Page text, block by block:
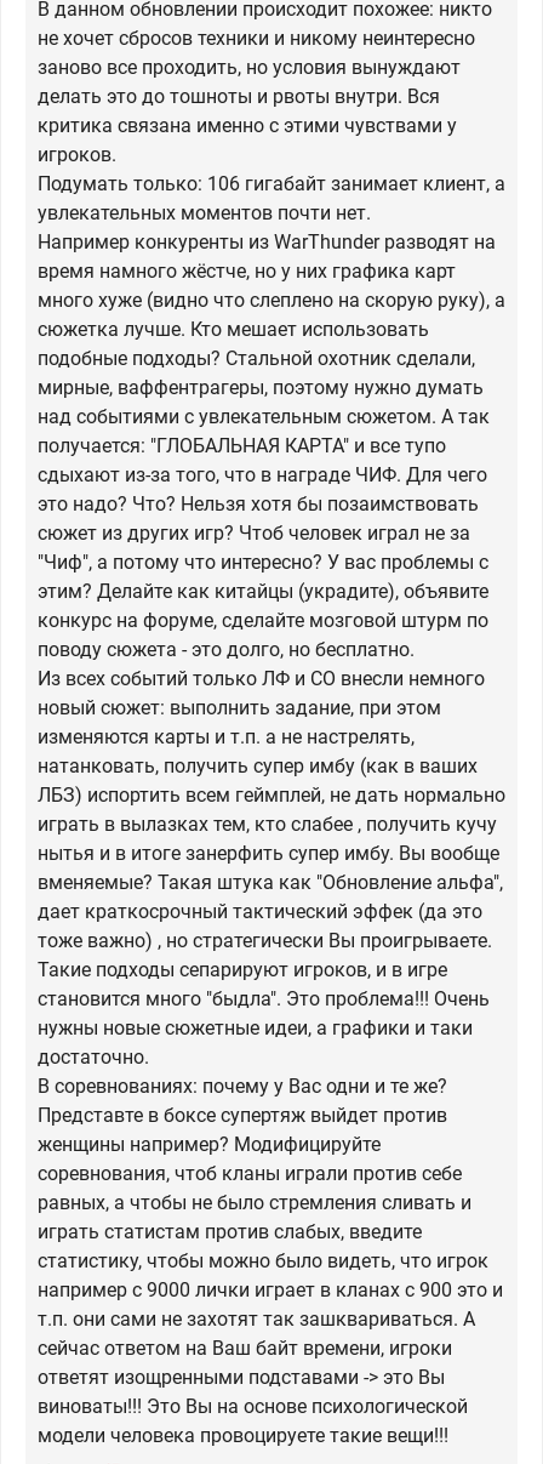
В данном обновлении происходит похожее: никто
не хочет сбросов техники и никому неинтересно
заново все проходить, но условия вынуждают
делать это до тошноты и рвоты внутри. Вся
критика связана именно с этими чувствами у
игроков.
Подумать только: 106 гигабайт занимает клиент, а
увлекательных моментов почти нет.
Например конкуренты из WarThunder разводят на
время намного жёстче, но у них графика карт
много хуже (видно что слеплено на скорую руку), а
сюжетка лучше. Кто мешает использовать
подобные подходы? Стальной охотник сделали,
мирные, ваффентрагеры, поэтому нужно думать
над событиями с увлекательным сюжетом. А так
получается: "ГЛОБАЛЬНАЯ КАРТА" и все тупо
сдыхают из-за того, что в награде ЧИФ. Для чего
это надо? Что? Нельзя хотя бы позаимствовать
сюжет из других игр? Чтоб человек играл не за
"Чиф", а потому что интересно? У вас проблемы с
этим? Делайте как китайцы (украдите), объявите
конкурс на форуме, сделайте мозговой штурм по
поводу сюжета - это долго, но бесплатно.
Из всех событий только ЛФ и СО внесли немного
новый сюжет: выполнить задание, при этом
изменяются карты и т.п. а не настрелять,
натанковать, получить супер имбу (как в ваших
ЛБЗ) испортить всем геймплей, не дать нормально
играть в вылазках тем, кто слабее , получить кучу
нытья и в итоге занерфить супер имбу. Вы вообще
вменяемые? Такая штука как "Обновление альфа",
дает краткосрочный тактический эффек (да это
тоже важно) , но стратегически Вы проигрываете.
Такие подходы сепарируют игроков, и в игре
становится много "быдла". Это проблема!!! Очень
нужны новые сюжетные идеи, а графики и таки
достаточно.
В соревнованиях: почему у Вас одни и те же?
Представте в боксе супертяж выйдет против
женщины например? Модифицируйте
соревнования, чтоб кланы играли против себе
равных, а чтобы не было стремления сливать и
играть статистам против слабых, введите
статистику, чтобы можно было видеть, что игрок
например с 9000 лички играет в кланах с 900 это и
т.п. они сами не захотят так зашквариваться. А
сейчас ответом на Ваш байт времени, игроки
ответят изощренными подставами -> это Вы
виноваты!!! Это Вы на основе психологической
модели человека провоцируете такие вещи!!!